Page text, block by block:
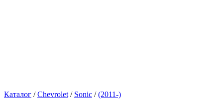
Каталог /Chevrolet / Sonic /(2011-)